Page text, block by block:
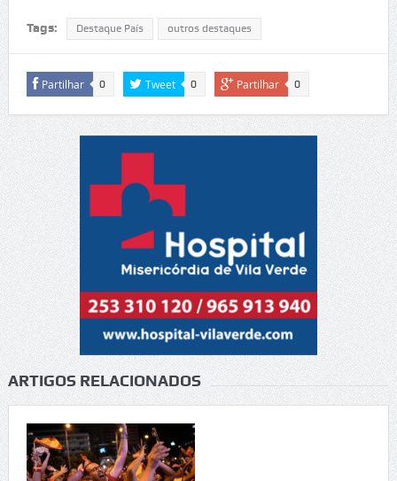
Tags: Destaque País outros destaques
Partilhar 0 Tweet 0 Partilhar 0
ARTIGOS RELACIONADOS